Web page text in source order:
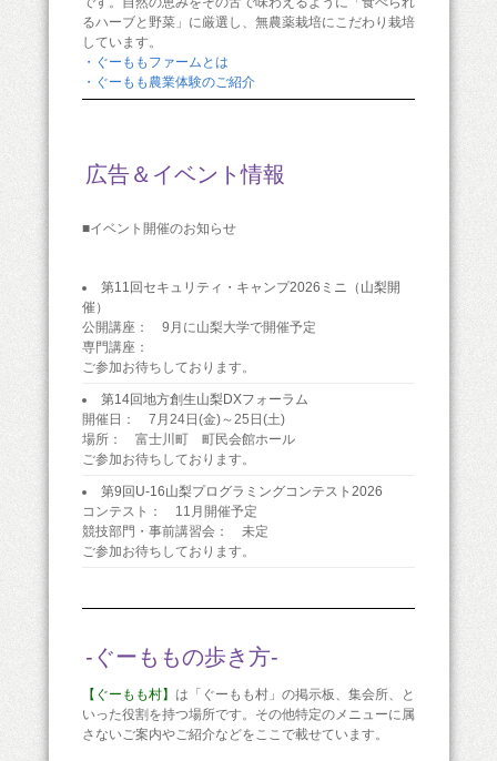
るハーブと野菜」に厳選し、無農薬栽培にこだわり栽培
しています。
・ぐーももファームとは
・ぐーもも農業体験のご紹介
広告＆イベント情報
■イベント開催のお知らせ
第11回セキュリティ・キャンプ2026ミニ（山梨開
催）
公開講座： 9月に山梨大学で開催予定
専門講座：
ご参加お待ちしております。
第14回地方創生山梨DXフォーラム
開催日： 7月24日(金)～25日(土)
場所： 富士川町 町民会館ホール
ご参加お待ちしております。
第9回U-16山梨プログラミングコンテスト2026
コンテスト： 11月開催予定
競技部門・事前講習会： 未定
ご参加お待ちしております。
-ぐーももの歩き方-
【ぐーもも村】 は「ぐーもも村」の掲示板、集会所、と
いった役割を持つ場所です。その他特定のメニューに属
さないご案内やご紹介などをここで載せています。